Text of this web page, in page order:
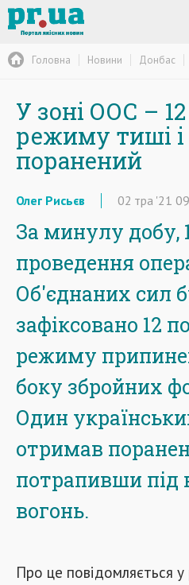
Головна Новини Донбас
У зоні ООС –
режиму тиші
поранений
Олег Рисьєв 02 тра '21
За минулу добу,
проведення
Об'єднаних сил
зафіксовано 12
режиму
боку збройних
Один
отримав
потрапивши під
вогонь.
Про це повідомляється